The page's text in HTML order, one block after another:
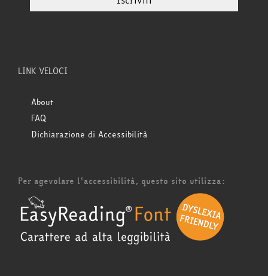
LINK VELOCI
About
FAQ
Dichiarazione di Accessibilità
Per agevolare l'accessibilità, questo sito utilizza: